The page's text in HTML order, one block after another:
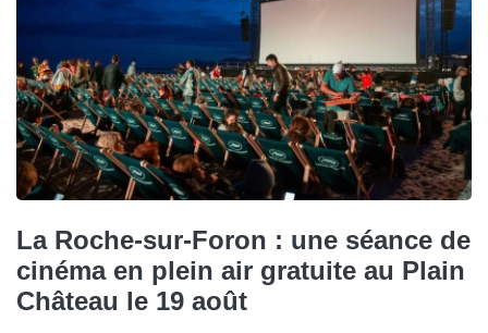
La Roche-sur-Foron : une séance de
cinéma en plein air gratuite au Plain
Château le 19 août